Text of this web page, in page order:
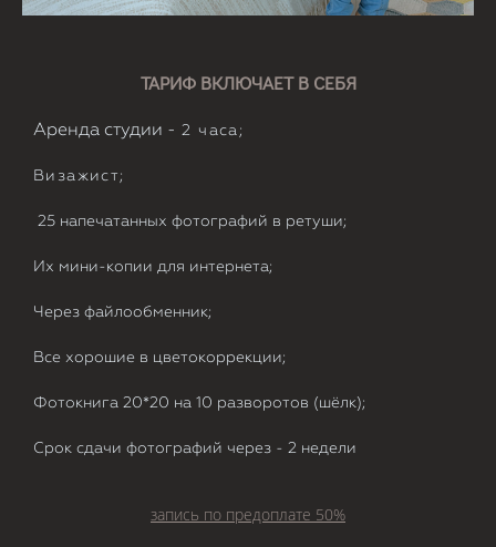
ТАРИФ ВКЛЮЧАЕТ В СЕБЯ
Аренда студии - 2 часа;
Визажист;
25 напечатанных фотографий в ретуши;
Их мини-копии для интернета;
Через файлообменник;
Все хорошие в цветокоррекции;
Фотокнига 20*20 на 10 разворотов (шёлк);
Срок сдачи фотографий через - 2 недели
запись по предоплате 50%